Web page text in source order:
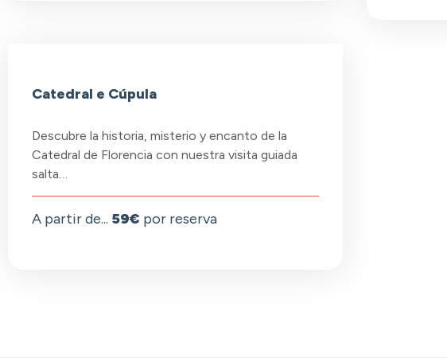
Catedral e Cúpula
Descubre la historia, misterio y encanto de la
Catedral de Florencia con nuestra visita guiada
salta…
A partir de... 59€ por reserva